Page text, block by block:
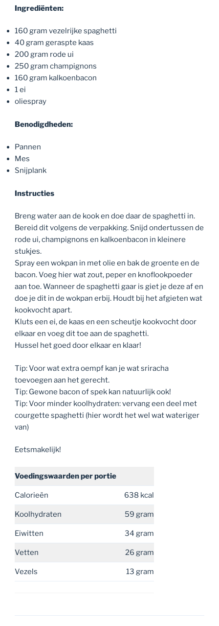
Ingrediënten:
160 gram vezelrijke spaghetti
40 gram geraspte kaas
200 gram rode ui
250 gram champignons
160 gram kalkoenbacon
1 ei
oliespray
Benodigdheden:
Pannen
Mes
Snijplank
Instructies
Breng water aan de kook en doe daar de spaghetti in.
Bereid dit volgens de verpakking. Snijd ondertussen de
rode ui, champignons en kalkoenbacon in kleinere
stukjes.
Spray een wokpan in met olie en bak de groente en de
bacon. Voeg hier wat zout, peper en knoflookpoeder
aan toe. Wanneer de spaghetti gaar is giet je deze af en
doe je dit in de wokpan erbij. Houdt bij het afgieten wat
kookvocht apart.
Kluts een ei, de kaas en een scheutje kookvocht door
elkaar en voeg dit toe aan de spaghetti.
Hussel het goed door elkaar en klaar!
Tip: Voor wat extra oempf kan je wat sriracha
toevoegen aan het gerecht.
Tip: Gewone bacon of spek kan natuurlijk ook!
Tip: Voor minder koolhydraten: vervang een deel met
courgette spaghetti (hier wordt het wel wat wateriger
van)
Eetsmakelijk!
Voedingswaardenper portie
Calorieën 638 kcal
Koolhydraten 59 gram
Eiwitten 34 gram
Vetten 26 gram
Vezels 13 gram